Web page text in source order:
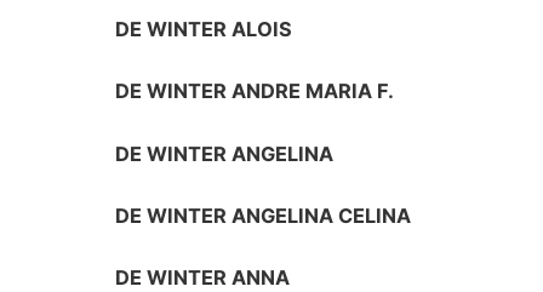
DE WINTER ALOIS
DE WINTER ANDRE MARIA F.
DE WINTER ANGELINA
DE WINTER ANGELINA CELINA
DE WINTER ANNA